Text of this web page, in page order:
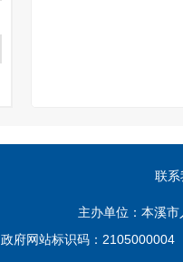
联系
主办单位：本溪
政府网站标识码：